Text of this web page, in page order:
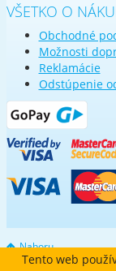
VŠETKO O
Obchodné
Možnosti
Reklamácie
Odstúpenie
Nahoru
Tento web